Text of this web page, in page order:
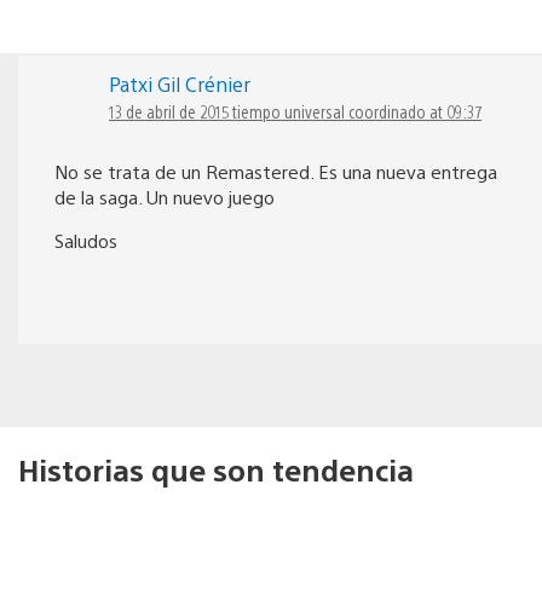
Patxi Gil Crénier
13 de abril de 2015 tiempo universal coordinado at 09:37
No se trata de un Remastered. Es una nueva entrega
de la saga. Un nuevo juego
Saludos
Historias que son tendencia